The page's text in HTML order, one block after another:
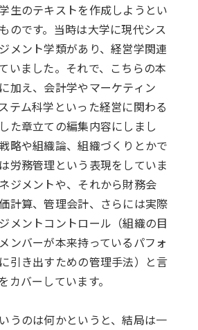
生のテキストを作成しようとい
のです。当時は大学に現代シス
メント学類があり、経営学関連
いました。それで、こちらの本
加え、会計学やマーケティン
テム科学といった経営に関わる
た章立ての編集内容にしまし
略や組織論、組織づくりとかで
労務管理という表現をしていま
ジメントや、それから財務会
計算、管理会計、さらには実際
メントコントロール（組織の目
ンバーが本来持っているパフォ
引き出すための管理手法）と言
カバーしています。
うのは何かというと、結局は一